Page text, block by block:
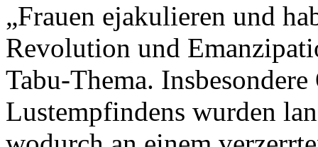
„Frauen ejakulieren und
Revolution und
Tabu-Thema.
Lustempfindens wurden